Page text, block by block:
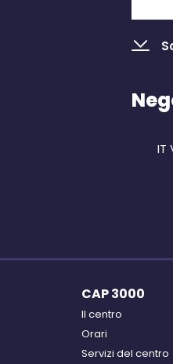
IT
CAP 3000
Il centro
Orari
Servizi del centro